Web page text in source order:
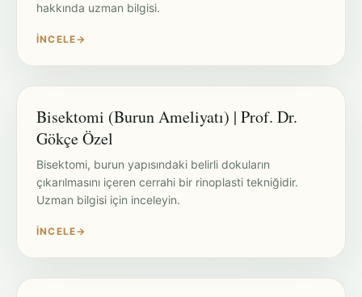
hakkında uzman bilgisi.
İNCELE→
Bisektomi (Burun Ameliyatı) | Prof. Dr.
Gökçe Özel
Bisektomi, burun yapısındaki belirli dokuların
çıkarılmasını içeren cerrahi bir rinoplasti tekniğidir.
Uzman bilgisi için inceleyin.
İNCELE→